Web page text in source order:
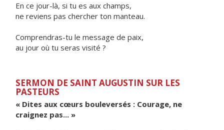
En ce jour-là, si tu es aux champs,
ne reviens pas chercher ton manteau.
Comprendras-tu le message de paix,
au jour où tu seras visité ?
SERMON DE SAINT AUGUSTIN SUR LES
PASTEURS
« Dites aux cœurs bouleversés : Courage, ne
craignez pas... »